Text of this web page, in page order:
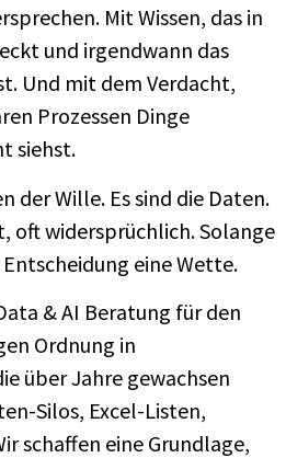
Mit Wissen, das in
und irgendwann das
Und mit dem Verdacht,
Prozessen Dinge
siehst.
der Wille. Es sind die Daten.
widersprüchlich. Solange
eine Wette.
& AI Beratung für den
Ordnung in
über Jahre gewachsen
Silos, Excel-Listen,
schaffen eine Grundlage,